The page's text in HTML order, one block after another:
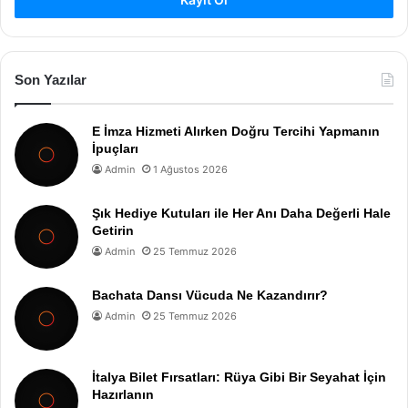
Son Yazılar
E İmza Hizmeti Alırken Doğru Tercihi Yapmanın
İpuçları
Admin 1 Ağustos 2026
Şık Hediye Kutuları ile Her Anı Daha Değerli Hale
Getirin
Admin 25 Temmuz 2026
Bachata Dansı Vücuda Ne Kazandırır?
Admin 25 Temmuz 2026
İtalya Bilet Fırsatları: Rüya Gibi Bir Seyahat İçin
Hazırlanın